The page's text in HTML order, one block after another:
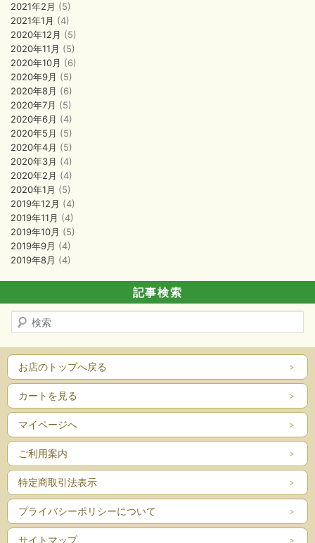
2021年2月 (5)
2021年1月 (4)
2020年12月 (5)
2020年11月 (5)
2020年10月 (6)
2020年9月 (5)
2020年8月 (6)
2020年7月 (5)
2020年6月 (4)
2020年5月 (5)
2020年4月 (5)
2020年3月 (4)
2020年2月 (4)
2020年1月 (5)
2019年12月 (4)
2019年11月 (4)
2019年10月 (5)
2019年9月 (4)
2019年8月 (4)
記事検索
索
お店のトップへ戻る
カートを見る
マイページへ
ご利用案内
特定商取引法表示
プライバシーポリシーについて
サイトマップ